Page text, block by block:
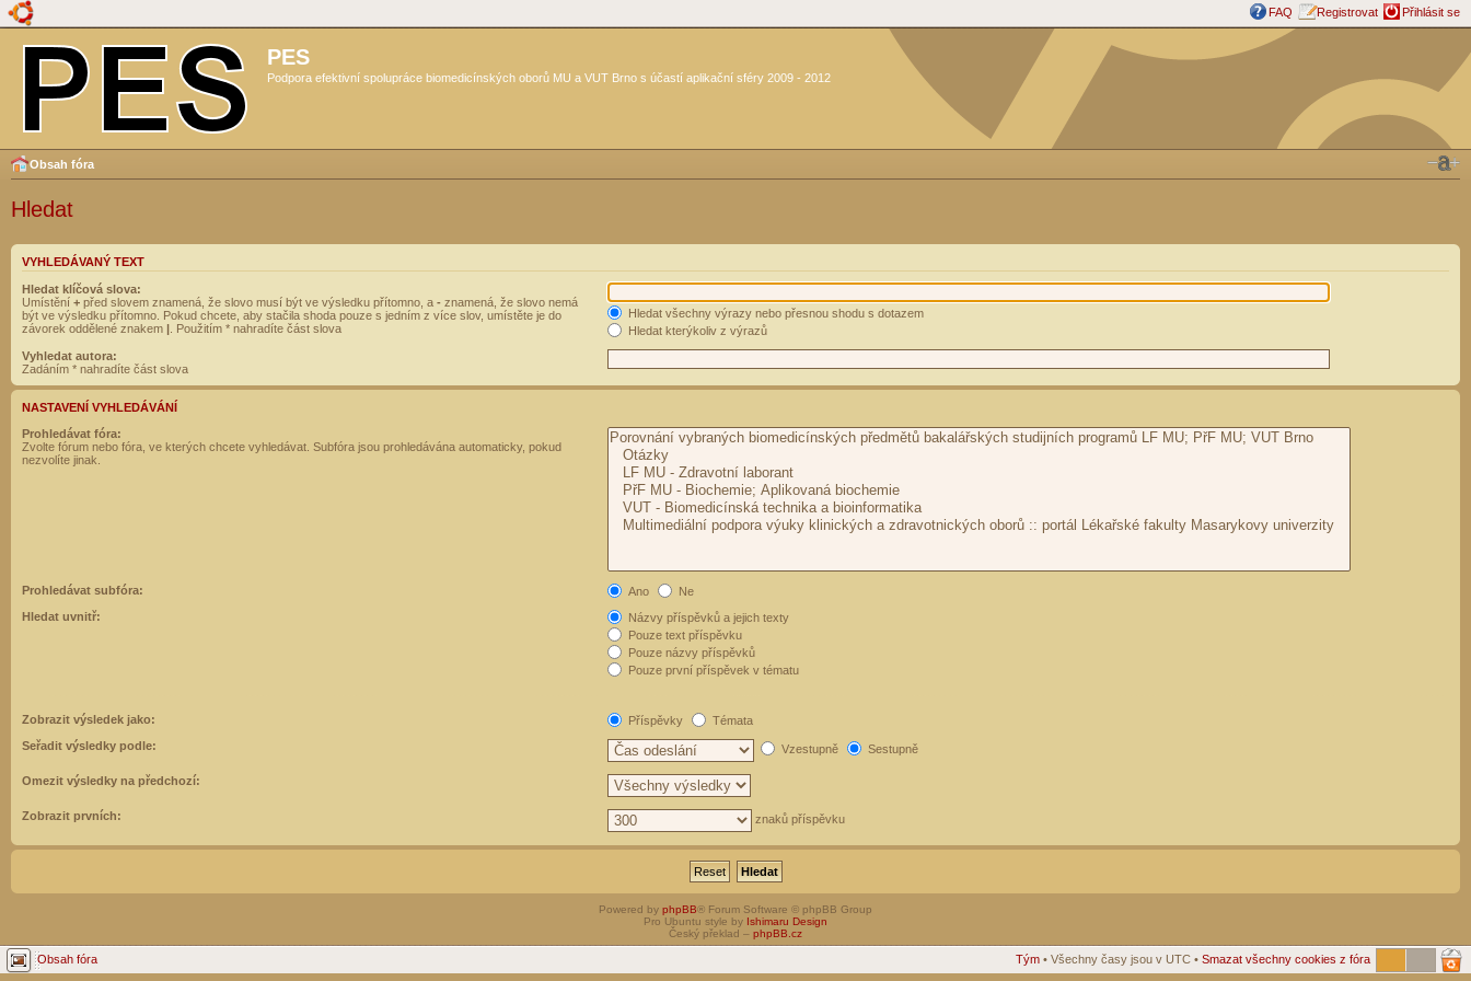
FAQ Registrovat Přihlásit se
PES
Podpora efektivní spolupráce biomedicínských oborů MU a VUT Brno s účastí aplikační sféry 2009 - 2012
Obsah fóra
Hledat
VYHLEDÁVANÝ TEXT
Hledat klíčová slova:
Umístění + před slovem znamená, že slovo musí být ve výsledku přítomno, a - znamená, že slovo nemá
být ve výsledku přítomno. Pokud chcete, aby stačila shoda pouze s jedním z více slov, umístěte je do
závorek oddělené znakem | . Použitím * nahradíte část slova
Hledat všechny výrazy nebo přesnou shodu s dotazem
Hledat kterýkoliv z výrazů
Vyhledat autora:
Zadáním * nahradíte část slova
NASTAVENÍ VYHLEDÁVÁNÍ
Prohledávat fóra:
Zvolte fórum nebo fóra, ve kterých chcete vyhledávat. Subfóra jsou prohledávána automaticky, pokud
nezvolíte jinak.
Prohledávat subfóra: Ano
Ne
Hledat uvnitř:
Názvy příspěvků a jejich texty
Pouze text příspěvku
Pouze názvy příspěvků
Pouze první příspěvek v tématu
Zobrazit výsledek jako: Příspěvky
Témata
Seřadit výsledky podle:
Vzestupně Sestupně
Omezit výsledky na předchozí:
Zobrazit prvních: znaků příspěvku
Powered by phpBB® Forum Software © phpBB Group
Pro Ubuntu style by Ishimaru Design
Český překlad – phpBB.cz
Obsah fóra Tým • Všechny časy jsou v UTC • Smazat všechny cookies z fóra